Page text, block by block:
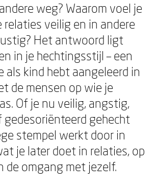
weg? Waarom voel je
relaties veilig en in andere
Het antwoord ligt
in je hechtingsstijl – een
als kind hebt aangeleerd in
de mensen op wie je
Of je nu veilig, angstig,
gedesoriënteerd gehecht
stempel werkt door in
je later doet in relaties, op
de omgang met jezelf.